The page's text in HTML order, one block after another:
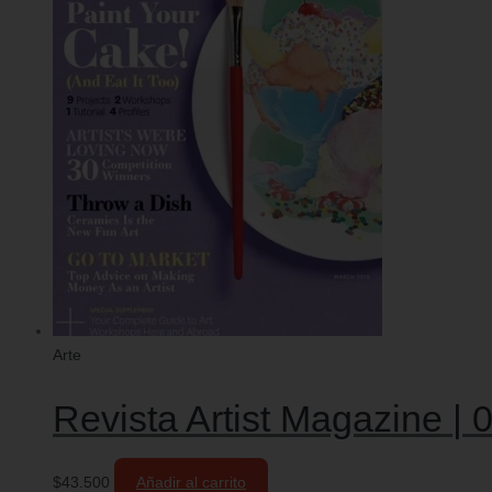
Arte
Revista Artist Magazine |
$43.500 Añadir al carrito